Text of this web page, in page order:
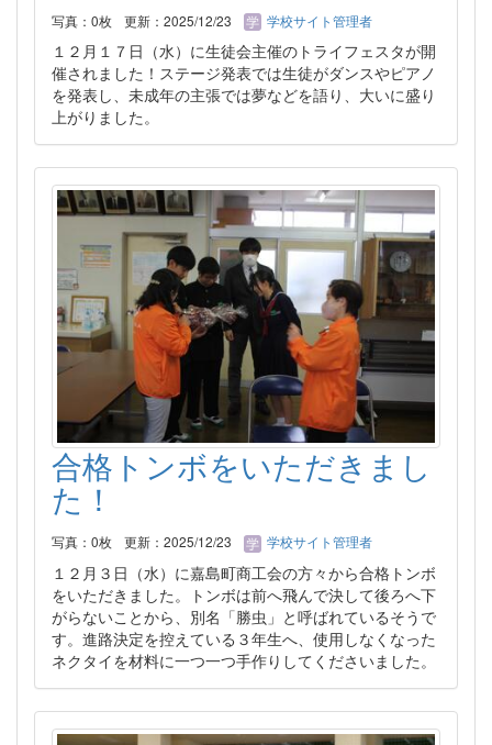
写真：0枚 更新：2025/12/23 学校サイト管理者
１２月１７日（水）に生徒会主催のトライフェスタが開
催されました！ステージ発表では生徒がダンスやピアノ
を発表し、未成年の主張では夢などを語り、大いに盛り
上がりました。
合格トンボをいただきまし
た！
写真：0枚 更新：2025/12/23 学校サイト管理者
１２月３日（水）に嘉島町商工会の方々から合格トンボ
をいただきました。トンボは前へ飛んで決して後ろへ下
がらないことから、別名「勝虫」と呼ばれているそうで
す。進路決定を控えている３年生へ、使用しなくなった
ネクタイを材料に一つ一つ手作りしてくださいました。